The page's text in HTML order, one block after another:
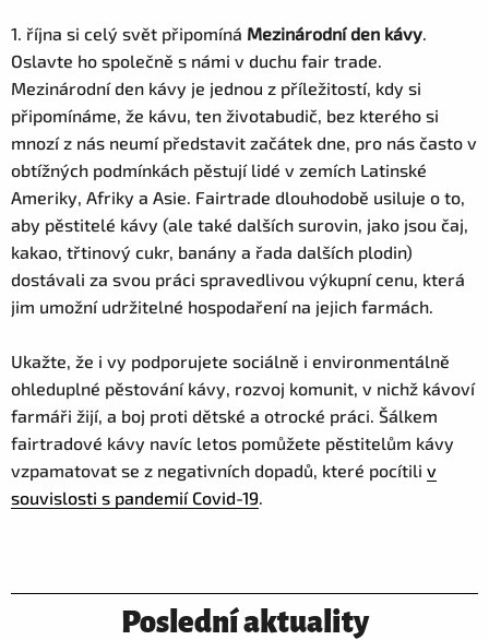
Poslední aktuality
1. října si celý svět připomíná Mezinárodní den kávy.
Oslavte ho společně s námi v duchu fair trade.
Mezinárodní den kávy je jednou z příležitostí, kdy si
připomínáme, že kávu, ten životabudič, bez kterého si
mnozí z nás neumí představit začátek dne, pro nás často v
obtížných podmínkách pěstují lidé v zemích Latinské
Ameriky, Afriky a Asie. Fairtrade dlouhodobě usiluje o to,
aby pěstitelé kávy (ale také dalších surovin, jako jsou čaj,
kakao, třtinový cukr, banány a řada dalších plodin)
dostávali za svou práci spravedlivou výkupní cenu, která
jim umožní udržitelné hospodaření na jejich farmách.
Ukažte, že i vy podporujete sociálně i environmentálně
ohleduplné pěstování kávy, rozvoj komunit, v nichž kávoví
farmáři žijí, a boj proti dětské a otrocké práci. Šálkem
fairtradové kávy navíc letos pomůžete pěstitelům kávy
vzpamatovat se z negativních dopadů, které pocítili v
souvislosti s pandemií Covid-19.